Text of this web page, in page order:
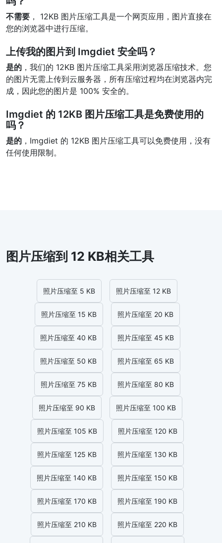
不需要 ， 12KB 图片压缩工具是一个网页应用，图片直接在
您的浏览器中进行压缩。
上传我的图片到 Imgdiet 安全吗？
是的 ，我们的 12KB 图片压缩工具采用浏览器压缩技术。您
的图片无需上传到云服务器，所有压缩过程均在浏览器内完
成，因此您的图片是 100% 安全的。
Imgdiet 的 12KB 图片压缩工具是免费使用的
吗？
是的 ，Imgdiet 的 12KB 图片压缩工具可以免费使用，没有
任何使用限制。
图片压缩到 12 KB相关工具
照片压缩至 5 KB 照片压缩至 12 KB
照片压缩至 15 KB 照片压缩至 20 KB
照片压缩至 40 KB 照片压缩至 45 KB
照片压缩至 50 KB 照片压缩至 65 KB
照片压缩至 75 KB 照片压缩至 80 KB
照片压缩至 90 KB 照片压缩至 100 KB
照片压缩至 105 KB 照片压缩至 120 KB
照片压缩至 125 KB 照片压缩至 130 KB
照片压缩至 140 KB 照片压缩至 150 KB
照片压缩至 170 KB 照片压缩至 190 KB
照片压缩至 210 KB 照片压缩至 220 KB